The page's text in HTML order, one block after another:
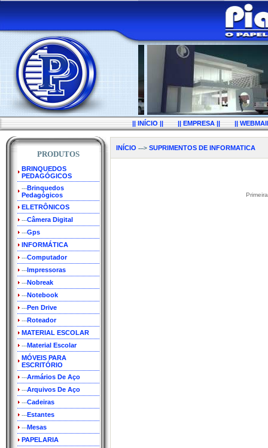
|| INÍCIO || || EMPRESA || ||
PRODUTOS
BRINQUEDOS
PEDAGÓGICOS
---Brinquedos
Pedagógicos
ELETRÔNICOS
---Câmera Digital
---Gps
INFORMÁTICA
---Computador
---Impressoras
---Nobreak
---Notebook
---Pen Drive
---Roteador
MATERIAL ESCOLAR
---Material Escolar
MÓVEIS PARA
ESCRITÓRIO
---Armários De Aço
---Arquivos De Aço
---Cadeiras
---Estantes
---Mesas
PAPELARIA
INÍCIO ---> SUPRIMENTOS DE INFORMATICA